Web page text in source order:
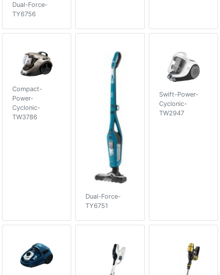
Dual-Force-
TY6756
Compact-
Power-
Cyclonic-
TW3786
Dual-Force-
TY6751
Swift-Power-
Cyclonic-
TW2947